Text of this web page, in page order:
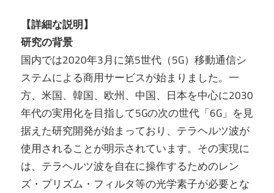
【詳細な説明】
研究の背景
国内では2020年3月に第5世代（5G）移動通信シ
ステムによる商用サービスが始まりました。一
方、米国、韓国、欧州、中国、日本を中心に2030
年代の実用化を目指して5Gの次の世代「6G」を見
据えた研究開発が始まっており、テラヘルツ波が
使用されることが明示されています。その実現に
は、テラヘルツ波を自在に操作するためのレン
ズ・プリズム・フィルタ等の光学素子が必要とな